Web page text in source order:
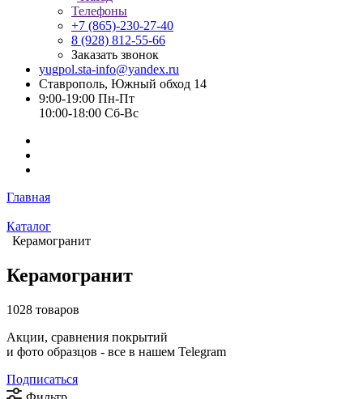
Телефоны
+7 (865)-230-27-40
8 (928) 812-55-66
Заказать звонок
yugpol.sta-info@yandex.ru
Ставрополь, Южный обход 14
9:00-19:00 Пн-Пт
10:00-18:00 Cб-Вс
Главная
Каталог
Керамогранит
Керамогранит
1028 товаров
Акции, сравнения покрытий
и фото образцов - все в нашем Telegram
Подписаться